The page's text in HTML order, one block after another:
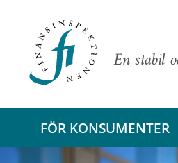
En stabil
FÖR KONSUMENTER